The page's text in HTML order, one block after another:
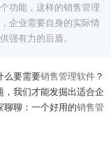
功能，这样的销售管理
企业需要自身的实际情
强有力的后盾。
么要需要销售管理软件？
，我们才能发掘出适合企
聊聊：一个好用的销售管